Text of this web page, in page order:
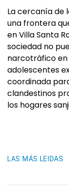
La cercanía de
una frontera
en Villa Santa
sociedad no
narcotráfico en
adolescentes
coordinada
clandestinos
los hogares
LAS MÁS LEIDAS